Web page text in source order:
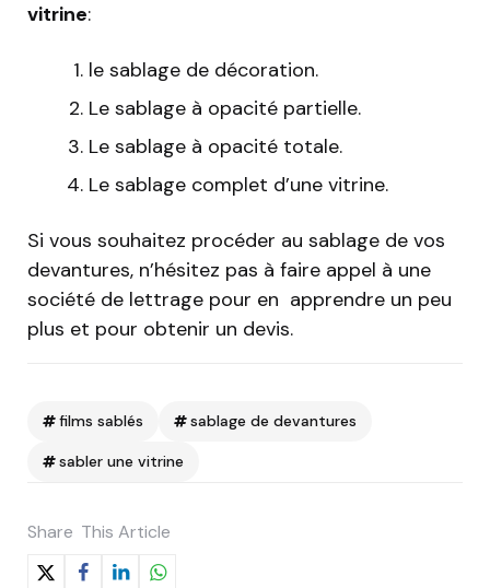
vitrine:
le sablage de décoration.
Le sablage à opacité partielle.
Le sablage à opacité totale.
Le sablage complet d’une vitrine.
Si vous souhaitez procéder au sablage de vos
devantures, n’hésitez pas à faire appel à une
société de lettrage pour en apprendre un peu
plus et pour obtenir un devis.
films sablés sablage de devantures
sabler une vitrine
Share This Article